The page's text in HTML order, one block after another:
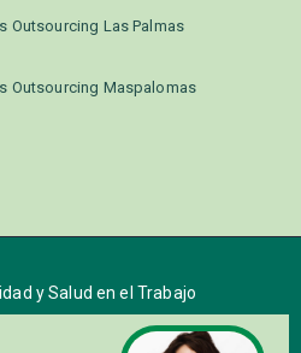
Outsourcing Las Palmas
Outsourcing Maspalomas
y Salud en el Trabajo